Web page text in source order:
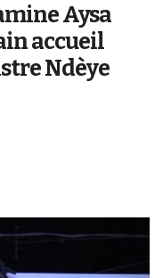
Aysa
accueil
Ndèye